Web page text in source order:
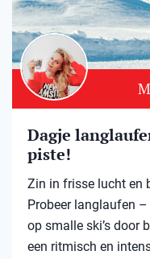
Dagje
piste!
Zin in frisse lucht en
Probeer langlaufen
op smalle ski’s door
een ritmisch en